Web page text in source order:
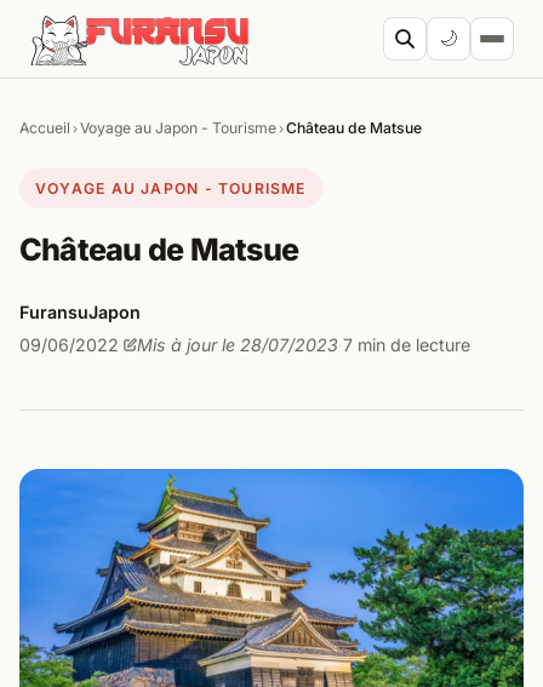
Aller au contenu
🌙
Accueil ›Voyage au Japon - Tourisme›Château de Matsue
VOYAGE AU JAPON - TOURISME
Château de Matsue
FuransuJapon
09/06/2022· Mis à jour le 28/07/2023·7 min de lecture